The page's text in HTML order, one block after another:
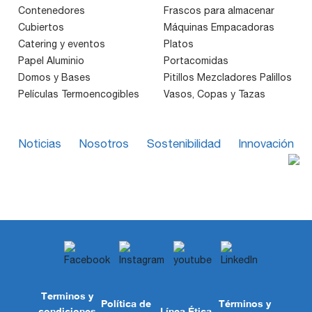
Contenedores
Cubiertos
Catering y eventos
Papel Aluminio
Domos y Bases
Películas Termoencogibles
Frascos para almacenar
Máquinas Empacadoras
Platos
Portacomidas
Pitillos Mezcladores Palillos
Vasos, Copas y Tazas
Noticias Nosotros Sostenibilidad Innovación
Términos y
Terminos y
Política de